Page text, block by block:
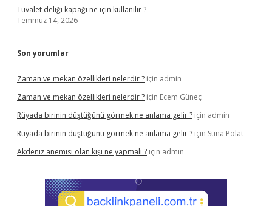
Tuvalet deliği kapağı ne için kullanılır ?
Temmuz 14, 2026
Son yorumlar
Zaman ve mekan özellikleri nelerdir ? için admin
Zaman ve mekan özellikleri nelerdir ? için Ecem Güneç
Rüyada birinin düştüğünü görmek ne anlama gelir ? için admin
Rüyada birinin düştüğünü görmek ne anlama gelir ? için Suna Polat
Akdeniz anemisi olan kişi ne yapmalı ? için admin